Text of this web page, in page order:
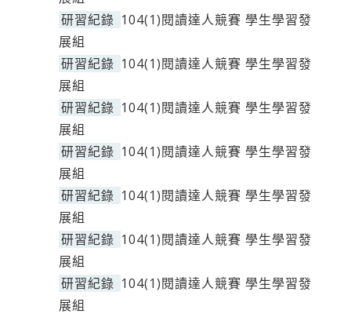
研習紀錄 104(1)閱讀達人競賽 學生學習發
展組
研習紀錄 104(1)閱讀達人競賽 學生學習發
展組
研習紀錄 104(1)閱讀達人競賽 學生學習發
展組
研習紀錄 104(1)閱讀達人競賽 學生學習發
展組
研習紀錄 104(1)閱讀達人競賽 學生學習發
展組
研習紀錄 104(1)閱讀達人競賽 學生學習發
展組
研習紀錄 104(1)閱讀達人競賽 學生學習發
展組